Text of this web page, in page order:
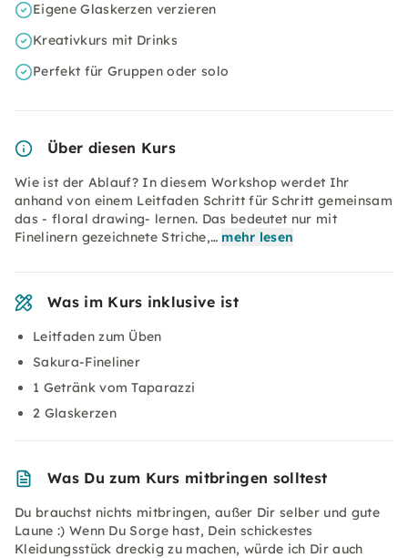
Eigene Glaskerzen verzieren
Kreativkurs mit Drinks
Perfekt für Gruppen oder solo
Über diesen Kurs
Wie ist der Ablauf? In diesem Workshop werdet Ihr
anhand von einem Leitfaden Schritt für Schritt gemeinsam
das - floral drawing- lernen. Das bedeutet nur mit
Finelinern gezeichnete Striche,… mehr lesen
Was im Kurs inklusive ist
Leitfaden zum Üben
Sakura-Fineliner
1 Getränk vom Taparazzi
2 Glaskerzen
Was Du zum Kurs mitbringen solltest
Du brauchst nichts mitbringen, außer Dir selber und gute
Laune :) Wenn Du Sorge hast, Dein schickestes
Kleidungsstück dreckig zu machen, würde ich Dir auch